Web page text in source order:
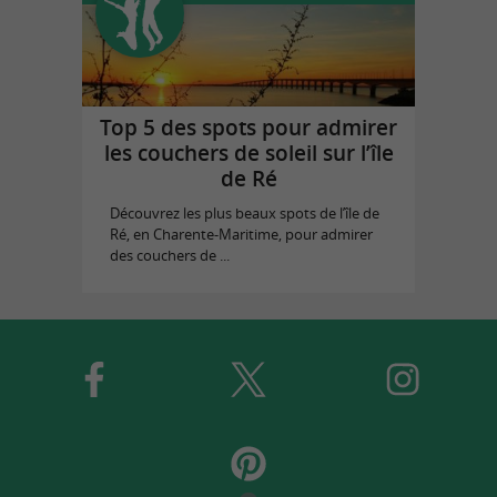
Top 5 des spots pour admirer
les couchers de soleil sur l’île
de Ré
Découvrez les plus beaux spots de l’île de
Ré, en Charente-Maritime, pour admirer
des couchers de ...